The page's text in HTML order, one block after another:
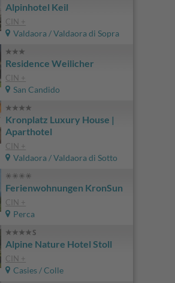
Alpinhotel Keil
CIN +
Valdaora / Valdaora di Sopra
Residence Weilicher
CIN +
San Candido
Kronplatz Luxury House |
Aparthotel
CIN +
Valdaora / Valdaora di Sotto
Ferienwohnungen KronSun
CIN +
Perca
Alpine Nature Hotel Stoll
CIN +
Casies / Colle